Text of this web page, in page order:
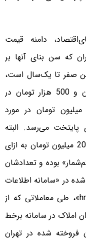
دامنه قیمت
که سن بنای آنها بر
صفر تا یک‌سال است،
بسیار وسیع بوده و از حدود یک میلیون و 500 هزار تومان در
محله‌های ارزان آغاز می‌شود و تا 25 میلیون تومان در مورد
می‌رسد. البته
آپارتمان‌های زیر 2میلیون تومان یا بالای 20 میلیون تومان به ازای
بوده و تعدادشان
در «سامانه اطلاعات
بازار املاک ایران» به نشانی «hmi.mrud.ir»، طی معاملاتی که از
املاک در سامانه برخط
فروخته شده در تهران